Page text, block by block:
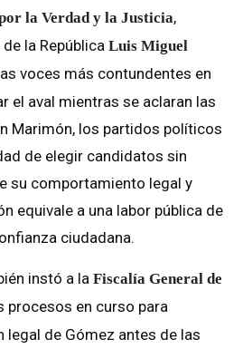
la Verdad y la Justicia,
la República Luis Miguel
voces más contundentes en
el aval mientras se aclaran las
Marimón, los partidos políticos
de elegir candidatos sin
su comportamiento legal y
equivale a una labor pública de
ciudadana.
instó a la Fiscalía General de
procesos en curso para
legal de Gómez antes de las